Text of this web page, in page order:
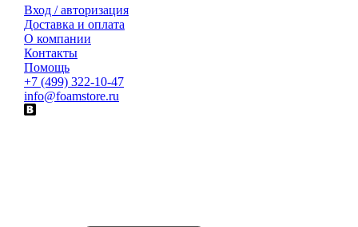
Вход / авторизация
Доставка и оплата
О компании
Контакты
Помощь
+7 (499) 322-10-47
info@foamstore.ru